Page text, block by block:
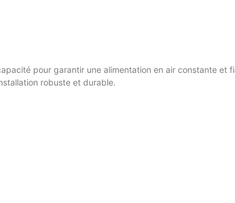
pour garantir une alimentation en air constante et
robuste et durable.